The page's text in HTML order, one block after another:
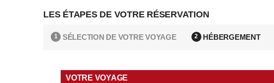
LES ÉTAPES DE VOTRE RÉSERVATION
1 SÉLECTION DE VOTRE VOYAGE 2 HÉBERGEMENT
VOTRE VOYAGE